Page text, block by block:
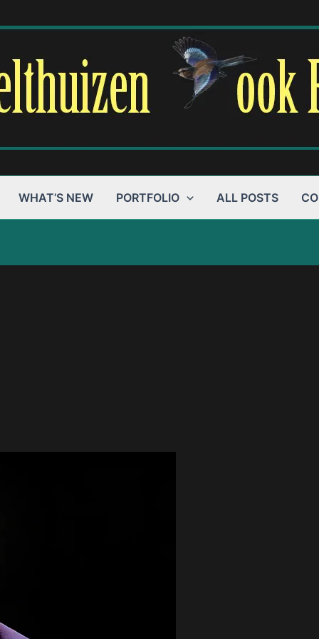
WHAT’S NEW PORTFOLIO ALL POSTS